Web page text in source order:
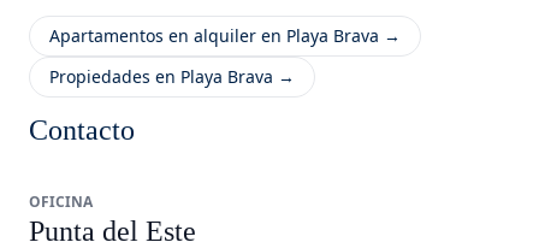
Apartamentos en alquiler en Playa Brava →
Propiedades en Playa Brava →
Contacto
OFICINA
Punta del Este